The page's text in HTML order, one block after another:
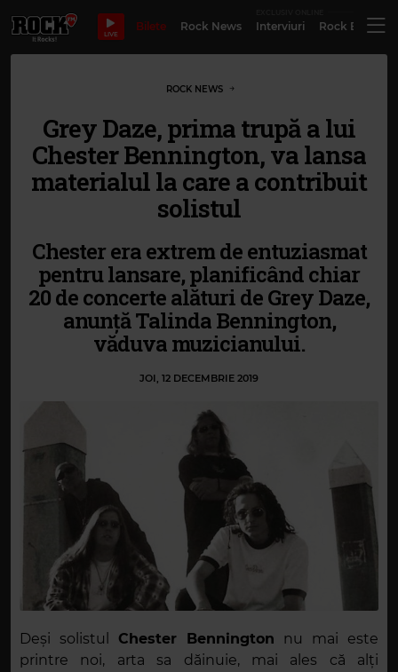
LIVE
Bilete Rock News Interviuri Rock
ROCK NEWS
Grey Daze, prima trupă a lui
Chester Bennington, va lansa
materialul la care a contribuit
solistul
Chester era extrem de entuziasmat
pentru lansare, planificând chiar
20 de concerte alături de Grey Daze,
anunță Talinda Bennington,
văduva muzicianului.
JOI, 12 DECEMBRIE 2019
Deși solistul Chester Bennington nu mai este
printre noi, arta sa dăinuie, mai ales că alți